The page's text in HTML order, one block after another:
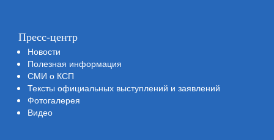
Пресс-центр
Новости
Полезная информация
СМИ о КСП
Тексты официальных выступлений и заявлений
Фотогалерея
Видео